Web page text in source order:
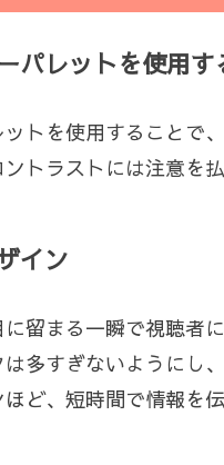
パレットを使用す
トを使用することで
トラストには注意を
イン
留まる一瞬で視聴者
多すぎないようにし
ど、短時間で情報を